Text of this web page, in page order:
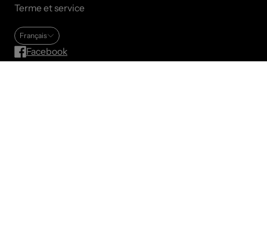
Terme et service
Français
Facebook